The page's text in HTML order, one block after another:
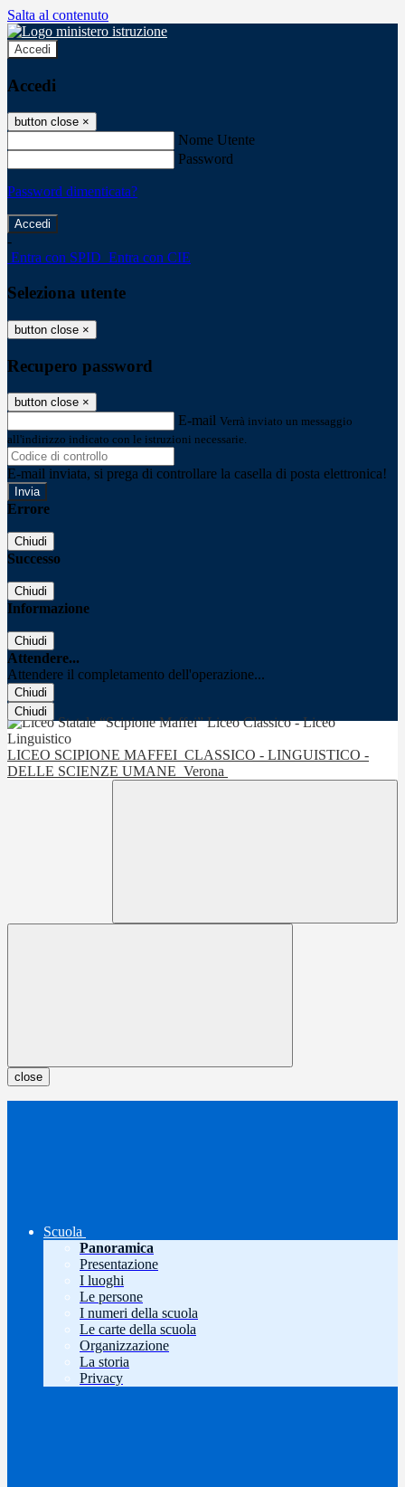
Salta al contenuto
Accedi
Accedi
button close ×
Nome Utente
Password
Password dimenticata?
-
Entra con SPID Entra con CIE
Seleziona utente
button close ×
Recupero password
button close ×
E-mail Verrà inviato un messaggio
all'indirizzo indicato con le istruzioni necessarie.
E-mail inviata, si prega di controllare la casella di posta elettronica!
Errore
Chiudi
Successo
Chiudi
Informazione
Chiudi
Attendere...
Attendere il completamento dell'operazione...
Chiudi
Chiudi
LICEO SCIPIONE MAFFEI CLASSICO - LINGUISTICO -
DELLE SCIENZE UMANE Verona
close
Scuola
Panoramica
Presentazione
I luoghi
Le persone
I numeri della scuola
Le carte della scuola
Organizzazione
La storia
Privacy